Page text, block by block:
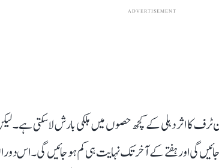
ADVERTISEMENT
گی اور ہفتے کے آخر تک نہایت ہی کم ہو جائیں گی۔ اس